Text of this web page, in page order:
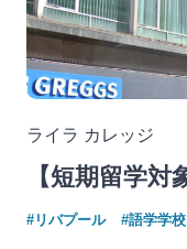
ライラ カレッジ
【短期留学
#リバプール #語学学校